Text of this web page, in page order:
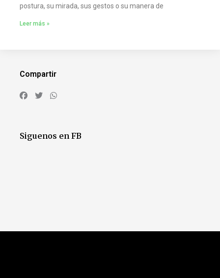
postura, su mirada, sus gestos o su manera de
Leer más »
Compartir
Siguenos en FB